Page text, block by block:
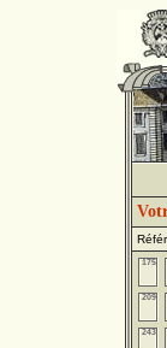
175
209
243